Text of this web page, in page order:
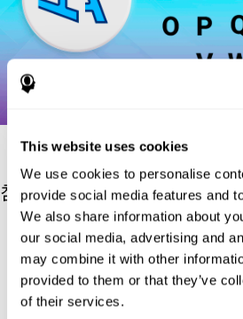
This website uses cookies
We use cookies to personalise
provide social media features and
We also share information about
our social media, advertising and
may combine it with other
provided to them or that they’ve
of their services.
참고자료
Hooper, H. E. (1983). Hooper Visual
Los Angeles, CA: Western Psychological
Merten, T. (2004). A Short Version of
Organization Test: Reliability and Validity.
neuropsychology, 11(2), 99-102.